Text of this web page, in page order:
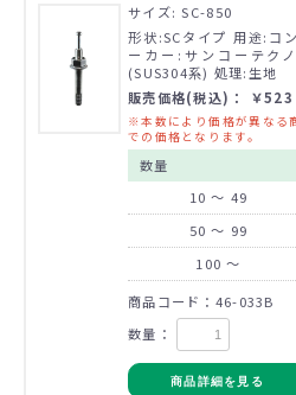
サイズ: SC-850
形状:SCタイプ 用途:コ
ーカー:サンコーテク
(SUS304系) 処理:生地
販売価格(税込)： ￥523
※本数により価格が異なる
での価格となります。
数量
10 ～ 49
50 ～ 99
100 ～
商品コード：46-033B
数量：
商品詳細を見る